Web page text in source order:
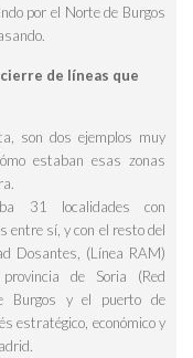
por el Norte de Burgos
de líneas que
son dos ejemplos muy
estaban esas zonas
31 localidades con
entre sí, y con el resto del
Dosantes , (Línea RAM)
provincia de Soria (Red
Burgos y el puerto de
estratégico, económico y